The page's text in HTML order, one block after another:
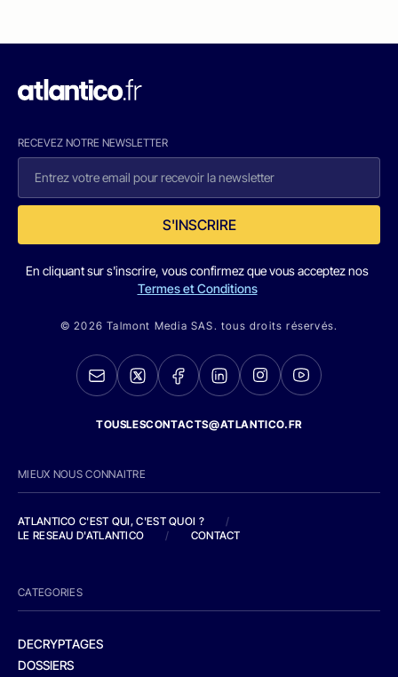
RECEVEZ NOTRE NEWSLETTER
S'INSCRIRE
En cliquant sur s'inscrire, vous confirmez que vous acceptez nos
Termes et Conditions
© 2026 Talmont Media SAS. tous droits réservés.
TOUSLESCONTACTS@ATLANTICO.FR
MIEUX NOUS CONNAITRE
ATLANTICO C'EST QUI, C'EST QUOI ?
/
LE RESEAU D'ATLANTICO
/ CONTACT
CATEGORIES
DECRYPTAGES
DOSSIERS